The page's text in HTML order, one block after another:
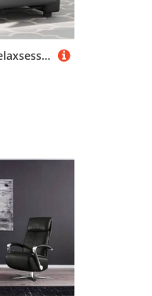
Hommdiy Elektrisch Relaxsessel Fernsehsessel mit Liegefunktion TV Sessel für Wohnzimmer Grau Leder Quadratisch